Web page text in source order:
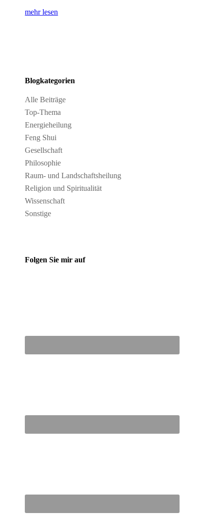
mehr lesen
Blogkategorien
Alle Beiträge
Top-Thema
Energieheilung
Feng Shui
Gesellschaft
Philosophie
Raum- und Landschaftsheilung
Religion und Spiritualität
Wissenschaft
Sonstige
Folgen Sie mir auf